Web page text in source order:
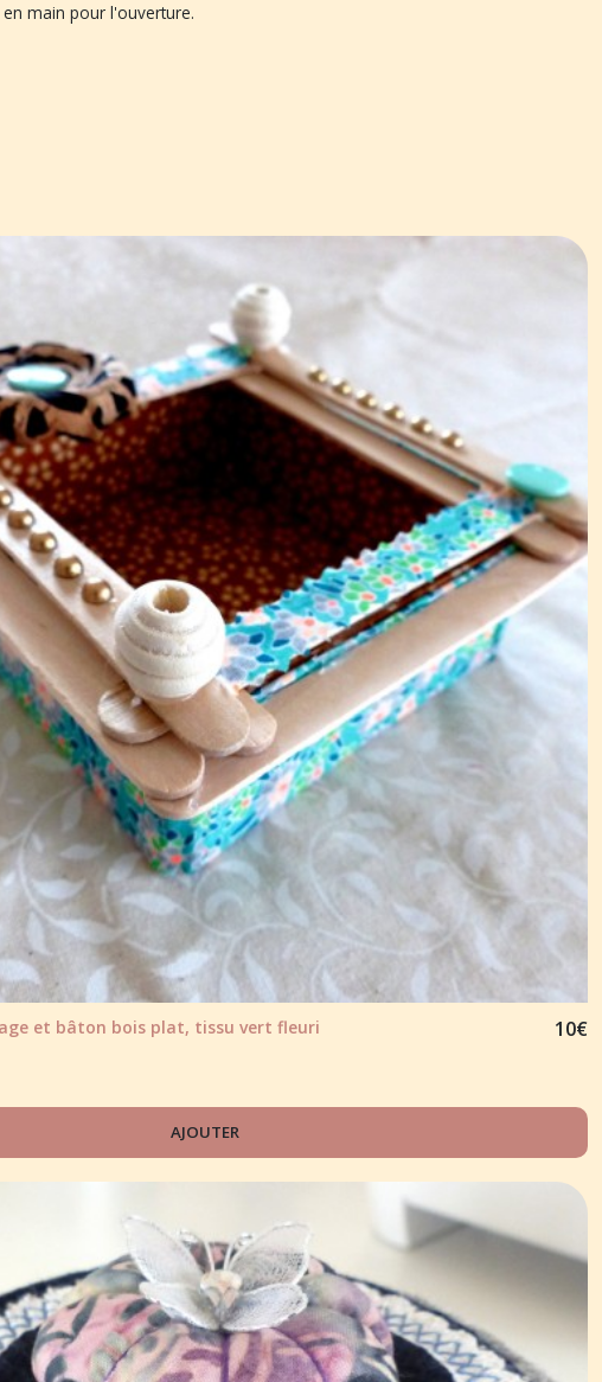
main pour l'ouverture.
et bâton bois plat, tissu vert fleuri 10€
AJOUTER